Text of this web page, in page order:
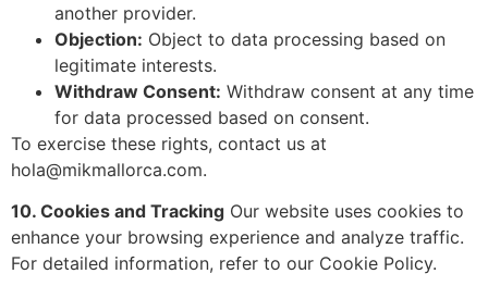
another provider.
Objection: Object to data processing based on
legitimate interests.
Withdraw Consent: Withdraw consent at any time
for data processed based on consent.
To exercise these rights, contact us at
hola@mikmallorca.com.
10. Cookies and Tracking Our website uses cookies to
enhance your browsing experience and analyze traffic.
For detailed information, refer to our Cookie Policy.